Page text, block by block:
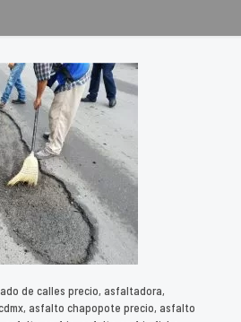
de calles precio, asfaltadora,
asfalto chapopote precio, asfalto